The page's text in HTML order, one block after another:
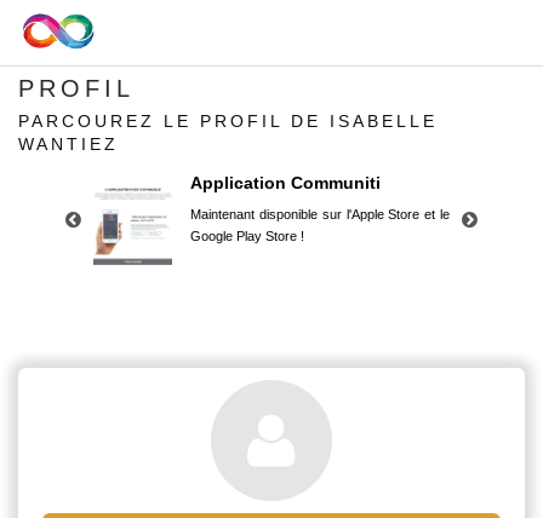
PROFIL
PARCOUREZ LE PROFIL DE ISABELLE
WANTIEZ
Application Communiti
Maintenant disponible sur l'Apple Store et le
Google Play Store !
Google Play Store !